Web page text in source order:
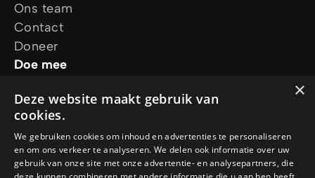
Ons team
Contact
Doneer
Doe mee
Projecten
Ontdek het geloof
Jezus
Gebed
×
Deze website maakt gebruik van
cookies.
We gebruiken cookies om inhoud en advertenties te personaliseren
en om ons verkeer te analyseren. We delen ook informatie over uw
gebruik van onze site met onze advertentie- en analysepartners, die